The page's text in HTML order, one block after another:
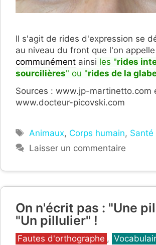
Il s'agit de rides d'expression se
au niveau du front que l'on appelle
communément ainsi les "rides
sourcilières" ou "rides de la
Sources : www.jp-martinetto.com
www.docteur-picovski.com
Étiquettes
Animaux, Corps humain, Santé
Laisser un commentaire
On n'écrit pas : "Une
"Un pillulier" !
Catégories
Fautes d'orthographe ,